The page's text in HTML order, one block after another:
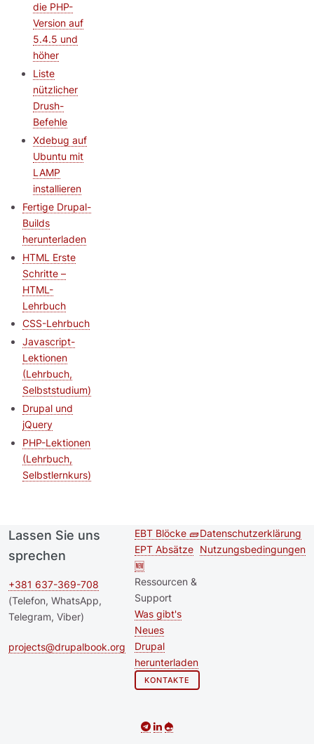
die PHP-
Version auf
5.4.5 und
höher
Liste
nützlicher
Drush-
Befehle
Xdebug auf
Ubuntu mit
LAMP
installieren
Fertige Drupal-
Builds
herunterladen
HTML Erste
Schritte –
HTML-
Lehrbuch
CSS-Lehrbuch
Javascript-
Lektionen
(Lehrbuch,
Selbststudium)
Drupal und
jQuery
PHP-Lektionen
(Lehrbuch,
Selbstlernkurs)
Lassen Sie uns
sprechen
+381 637-369-708
(Telefon, WhatsApp,
Telegram, Viber)
projects@drupalbook.org
Second
footer
menu
EBT Blöcke 🧱
EPT Absätze
🆕
Ressourcen &
Support
Was gibt's
Neues
Drupal
herunterladen
KONTAKTE
Footer menu
Datenschutzerklärung
Nutzungsbedingungen